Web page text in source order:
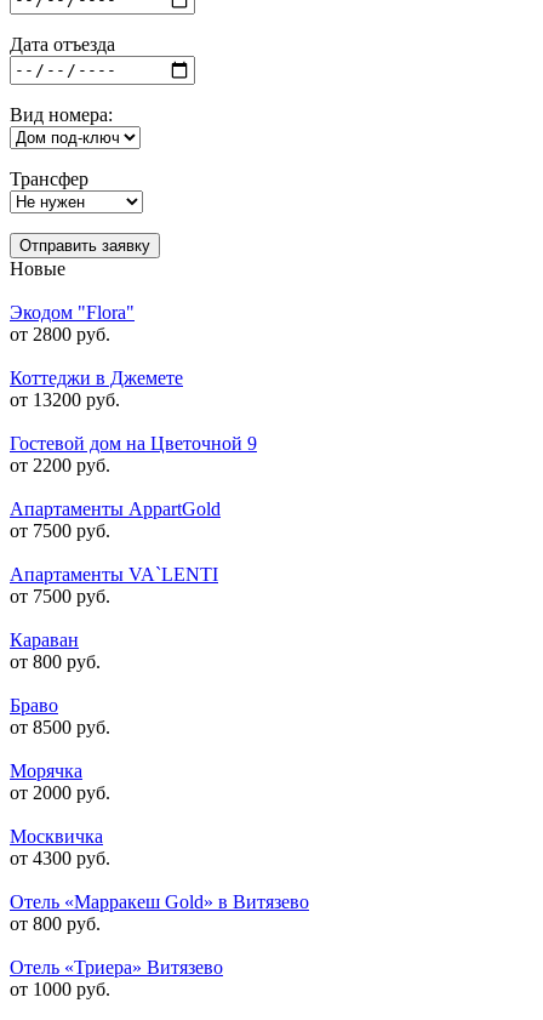
Дата отъезда
Вид номера:
Трансфер
Отправить заявку
Новые
Экодом "Flora"
от 2800 руб.
Коттеджи в Джемете
от 13200 руб.
Гостевой дом на Цветочной 9
от 2200 руб.
Апартаменты AppartGold
от 7500 руб.
Апартаменты VA`LENTI
от 7500 руб.
Караван
от 800 руб.
Браво
от 8500 руб.
Морячка
от 2000 руб.
Москвичка
от 4300 руб.
Отель «Марракеш Gold» в Витязево
от 800 руб.
Отель «Триера» Витязево
от 1000 руб.